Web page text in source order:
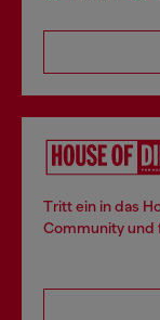
Tritt ein in das
Community und